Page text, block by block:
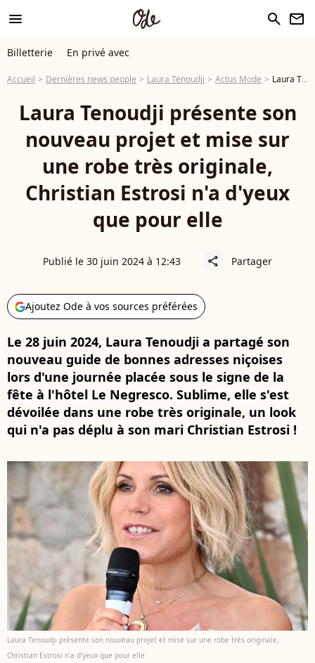
menu search newsletter
Billetterie En privé avec
Accueil Dernières news people Laura Tenoudji Actus Mode Laura Tenoudji présente son nouveau projet et met le paquet côté look, Christian Estrosi sous le charme
Laura Tenoudji présente son
nouveau projet et mise sur
une robe très originale,
Christian Estrosi n'a d'yeux
que pour elle
Publié le 30 juin 2024 à 12:43 share Partager
Ajoutez Ode à vos sources préférées
Le 28 juin 2024, Laura Tenoudji a partagé son
nouveau guide de bonnes adresses niçoises
lors d'une journée placée sous le signe de la
fête à l'hôtel Le Negresco. Sublime, elle s'est
dévoilée dans une robe très originale, un look
qui n'a pas déplu à son mari Christian Estrosi !
Laura Tenoudji présente son nouveau projet et mise sur une robe très originale,
Christian Estrosi n'a d'yeux que pour elle